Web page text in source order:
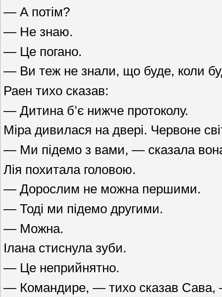
— А потім?
— Не знаю.
— Це погано.
— Ви теж не знали, що буде, коли
Раен тихо сказав:
— Дитина б’є нижче протоколу.
Міра дивилася на двері. Червоне
— Ми підемо з вами, — сказала
Лія похитала головою.
— Дорослим не можна першими.
— Тоді ми підемо другими.
— Можна.
Ілана стиснула зуби.
— Це неприйнятно.
— Командире, — тихо сказав Сава,